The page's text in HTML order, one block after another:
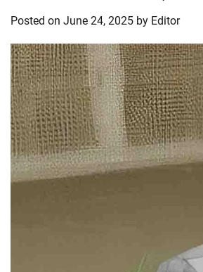
Posted on June 24, 2025 by Editor